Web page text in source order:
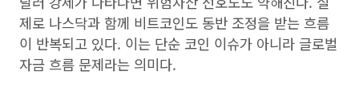
제로 나스닥과 함께 비트코인도 동반 조정을 받는 흐름
이 반복되고 있다. 이는 단순 코인 이슈가 아니라 글로벌
자금 흐름 문제라는 의미다.